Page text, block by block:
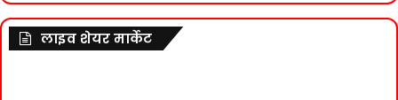
लाइव शेयर मार्केट